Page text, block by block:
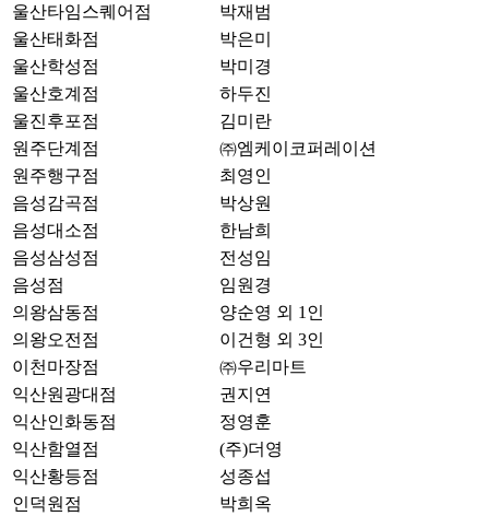
울산타임스퀘어점
박재범
울산태화점
박은미
울산학성점
박미경
울산호계점
하두진
울진후포점
김미란
원주단계점
㈜엠케이코퍼레이션
원주행구점
최영인
음성감곡점
박상원
음성대소점
한남희
음성삼성점
전성임
음성점
임원경
의왕삼동점
양순영 외 1인
의왕오전점
이건형 외 3인
이천마장점
㈜우리마트
익산원광대점
권지연
익산인화동점
정영훈
익산함열점
(주)더영
익산황등점
성종섭
인덕원점
박희옥